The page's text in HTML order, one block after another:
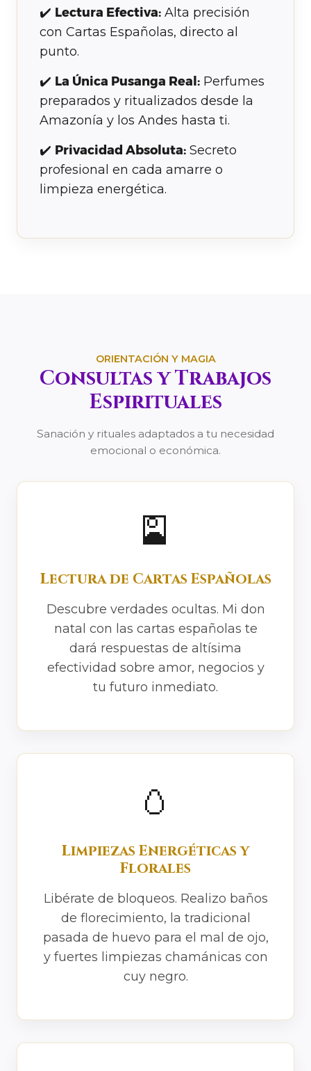
✔️ Lectura Efectiva: Alta precisión
con Cartas Españolas, directo al
punto.
✔️ La Única Pusanga Real: Perfumes
preparados y ritualizados desde la
Amazonía y los Andes hasta ti.
✔️ Privacidad Absoluta: Secreto
profesional en cada amarre o
limpieza energética.
ORIENTACIÓN Y MAGIA
Consultas y Trabajos
Espirituales
Sanación y rituales adaptados a tu necesidad
emocional o económica.
🎴
Lectura de Cartas Españolas
Descubre verdades ocultas. Mi don
natal con las cartas españolas te
dará respuestas de altísima
efectividad sobre amor, negocios y
tu futuro inmediato.
🥚
Limpiezas Energéticas y
Florales
Libérate de bloqueos. Realizo baños
de florecimiento, la tradicional
pasada de huevo para el mal de ojo,
y fuertes limpiezas chamánicas con
cuy negro.